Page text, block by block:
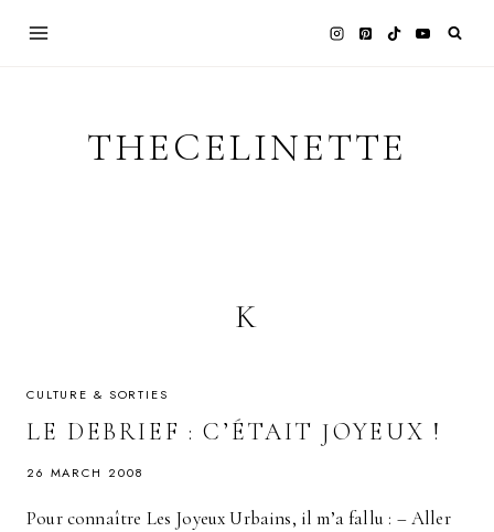
THECELINETTE
K
CULTURE & SORTIES
LE DEBRIEF : C’ÉTAIT JOYEUX !
26 MARCH 2008
Pour connaître Les Joyeux Urbains, il m’a fallu : – Aller